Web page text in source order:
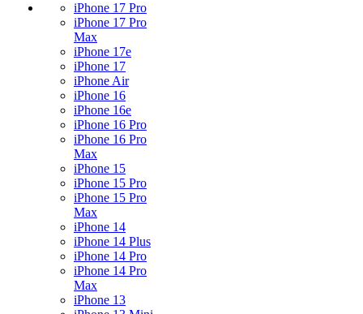
iPhone 17 Pro
iPhone 17 Pro
Max
iPhone 17e
iPhone 17
iPhone Air
iPhone 16
iPhone 16e
iPhone 16 Pro
iPhone 16 Pro
Max
iPhone 15
iPhone 15 Pro
iPhone 15 Pro
Max
iPhone 14
iPhone 14 Plus
iPhone 14 Pro
iPhone 14 Pro
Max
iPhone 13